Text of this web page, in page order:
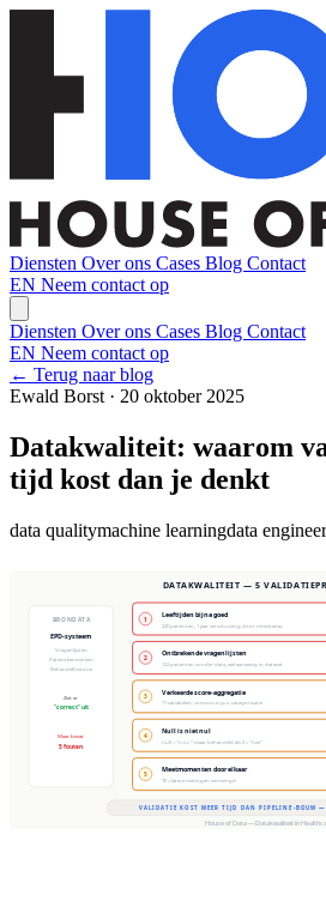
Diensten Over ons Cases Blog Contact
EN Neem contact op
Diensten Over ons Cases Blog Contact
EN Neem contact op
← Terug naar blog
Ewald Borst · 20 oktober 2025
Datakwaliteit: waarom
tijd kost dan je denkt
data qualitymachine learningdata